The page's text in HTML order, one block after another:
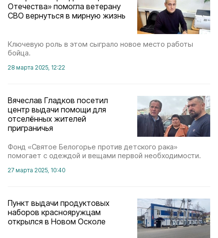
Отечества» помогла ветерану
СВО вернуться в мирную жизнь
Ключевую роль в этом сыграло новое место работы
бойца.
28 марта 2025, 12:22
Вячеслав Гладков посетил
центр выдачи помощи для
отселённых жителей
приграничья
Фонд «Святое Белогорье против детского рака»
помогает с одеждой и вещами первой необходимости.
27 марта 2025, 10:40
Пункт выдачи продуктовых
наборов краснояружцам
открылся в Новом Осколе